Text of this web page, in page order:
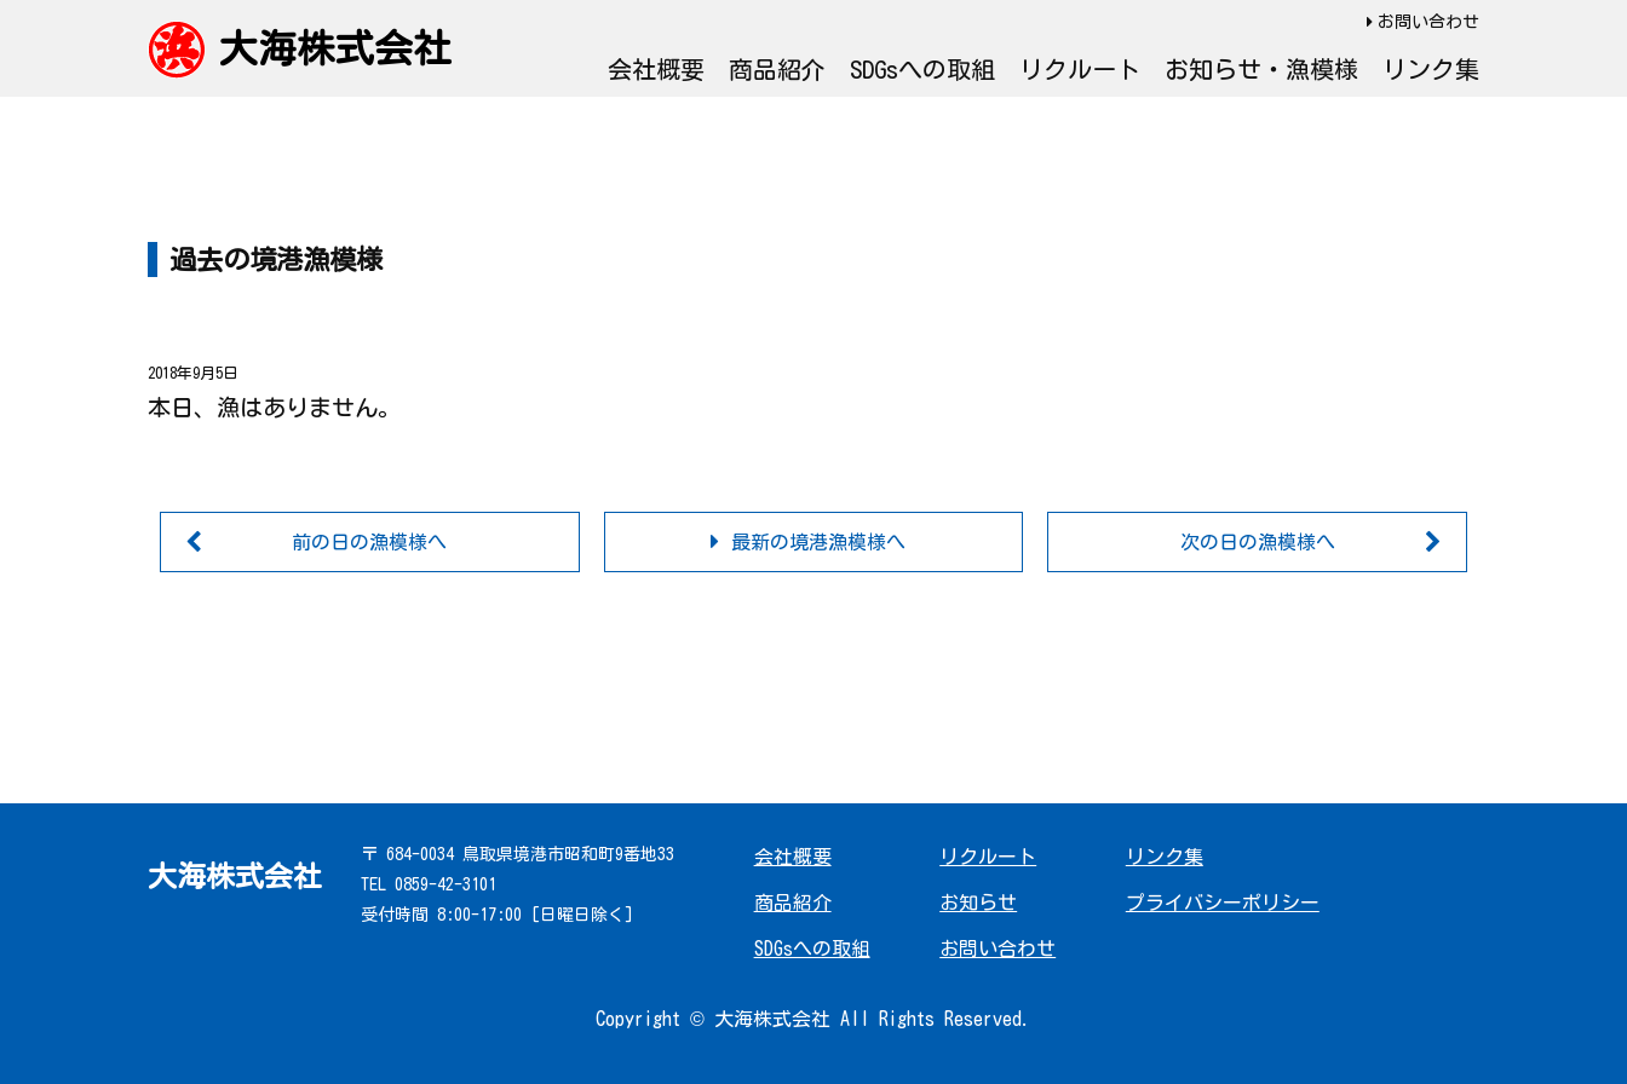
大海株式会社
お問い合わせ
会社概要 商品紹介 SDGsへの取組 リクルート お知らせ・漁模様 リンク集
過去の境港漁模様
2018年9月5日
本日、漁はありません。
前の日の漁模様へ 最新の境港漁模様へ 次の日の漁模様へ
大海株式会社
〒 684-0034 鳥取県境港市昭和町9番地33
TEL 0859-42-3101
受付時間 8:00-17:00 [日曜日除く]
会社概要
商品紹介
SDGsへの取組
リクルート
お知らせ
お問い合わせ
リンク集
プライバシーポリシー
Copyright © 大海株式会社 All Rights Reserved.